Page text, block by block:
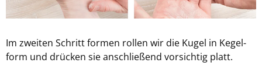
Im zwei­ten Schritt for­men rol­len wir die Kugel in Ke­gel­
form und drü­cken sie an­schlie­ßend vor­sich­tig platt.